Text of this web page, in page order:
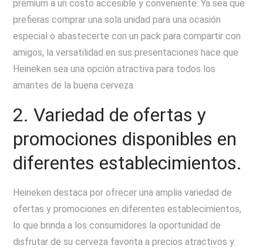
premium a un costo accesible y conveniente. Ya sea que
prefieras comprar una sola unidad para una ocasión
especial o abastecerte con un pack para compartir con
amigos, la versatilidad en sus presentaciones hace que
Heineken sea una opción atractiva para todos los
amantes de la buena cerveza.
2. Variedad de ofertas y
promociones disponibles en
diferentes establecimientos.
Heineken destaca por ofrecer una amplia variedad de
ofertas y promociones en diferentes establecimientos,
lo que brinda a los consumidores la oportunidad de
disfrutar de su cerveza favorita a precios atractivos y